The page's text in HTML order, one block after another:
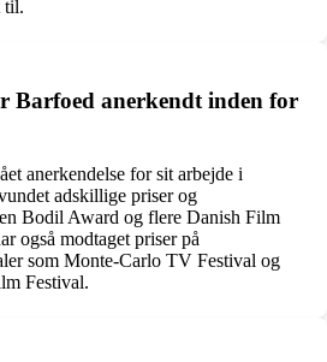
til.
Barfoed anerkendt inden for
anerkendelse for sit arbejde i
adskillige priser og
Bodil Award og flere Danish Film
også modtaget priser på
som Monte-Carlo TV Festival og
Festival.